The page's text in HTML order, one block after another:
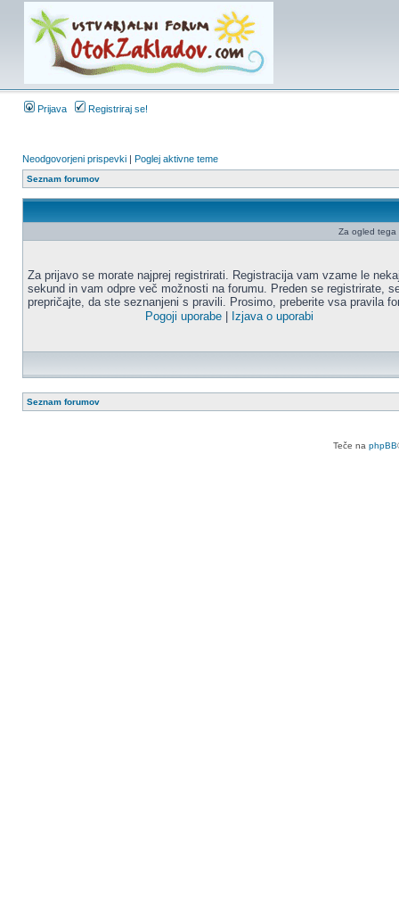
Prijava Registriraj se!
Neodgovorjeni prispevki | Poglej aktivne teme
Seznam forumov
Za ogled tega
Za prijavo se morate najprej registrirati. Registracija vam vzame le
sekund in vam odpre več možnosti na forumu. Preden se registrirate,
prepričajte, da ste seznanjeni s pravili. Prosimo, preberite vsa pravila
Pogoji uporabe
Izjava o uporabi
Seznam forumov
Teče na phpBB